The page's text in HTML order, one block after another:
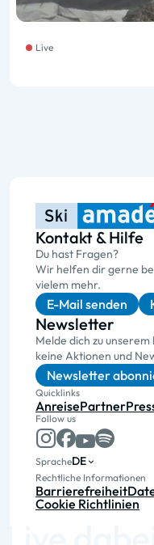
Live
Kontakt & Hilfe
Du hast Fragen?
Wir helfen dir gerne
vielem mehr.
E-Mail senden
Newsletter
Melde dich zu
keine Aktionen und
Newsletter
Quicklinks
AnreisePartner
Follow us
SpracheDE
Rechtliche Informationen
Barrierefreiheit
Cookie Richtlinien